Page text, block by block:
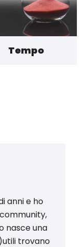
Tempo
anni e ho
nasce una
trovano